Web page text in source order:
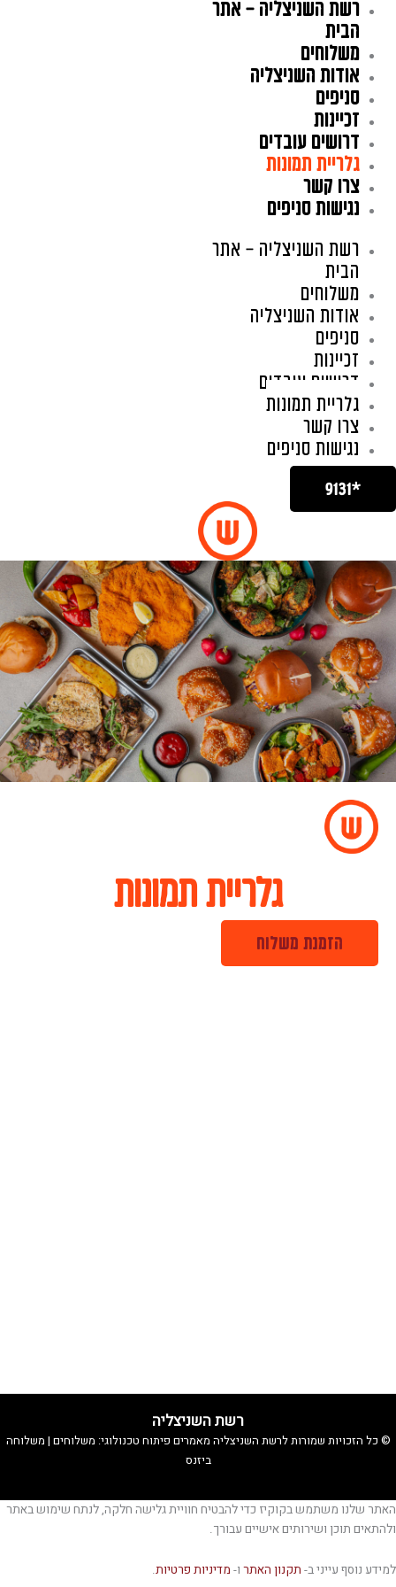
דילוג
רשת השניצליה – אתר
הבית
משלוחים
אודות השניצליה
סניפים
זכיינות
דרושים עובדים
גלריית תמונות
צרו קשר
נגישות סניפים
רשת השניצליה – אתר
הבית
משלוחים
אודות השניצליה
סניפים
זכיינות
דרושים עובדים
גלריית תמונות
צרו קשר
נגישות סניפים
*9131
גלריית תמונות
הזמנת משלוח
רשת השניצליה
© כל הזכויות שמורות לרשת השניצליה מאמרים פיתוח טכנולוגי: משלוחים | משלוחה
ביזנס
האתר שלנו משתמש בקוקיז כדי להבטיח חוויית גלישה חלקה, לנתח שימוש באתר
ולהתאים תוכן ושירותים אישיים עבורך.
למידע נוסף עייני ב- תקנון האתר ו- מדיניות פרטיות.